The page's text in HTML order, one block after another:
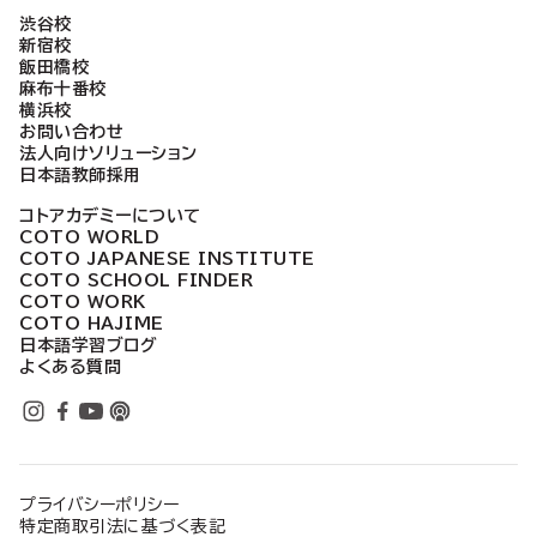
渋谷校
新宿校
飯田橋校
麻布十番校
横浜校
お問い合わせ
法人向けソリューション
日本語教師採用
コトアカデミーについて
COTO WORLD
COTO JAPANESE INSTITUTE
COTO SCHOOL FINDER
COTO WORK
COTO HAJIME
日本語学習ブログ
よくある質問
プライバシーポリシー
特定商取引法に基づく表記